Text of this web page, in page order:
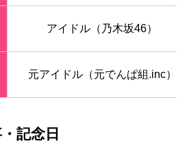
アイドル（乃木坂46）
元アイドル（元でんぱ組.inc）
記念日